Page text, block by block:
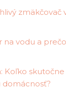
zmäkčovač
na vodu a
Koľko
domácnosť?